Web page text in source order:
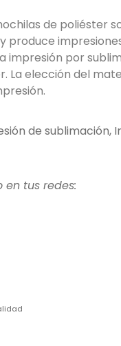
de poliéster
produce
impresión por
La elección del
de sublimación,
tus redes: